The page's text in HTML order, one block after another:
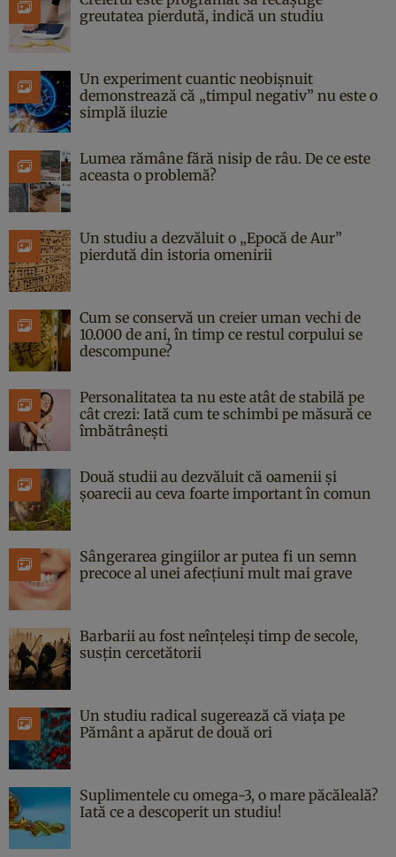
greutatea pierdută, indică un studiu
Un experiment cuantic neobișnuit
demonstrează că „timpul negativ” nu este o
simplă iluzie
Lumea rămâne fără nisip de râu. De ce este
aceasta o problemă?
Un studiu a dezvăluit o „Epocă de Aur”
pierdută din istoria omenirii
Cum se conservă un creier uman vechi de
10.000 de ani, în timp ce restul corpului se
descompune?
Personalitatea ta nu este atât de stabilă pe
cât crezi: Iată cum te schimbi pe măsură ce
îmbătrânești
Două studii au dezvăluit că oamenii și
șoarecii au ceva foarte important în comun
Sângerarea gingiilor ar putea fi un semn
precoce al unei afecțiuni mult mai grave
Barbarii au fost neînțeleși timp de secole,
susțin cercetătorii
Un studiu radical sugerează că viața pe
Pământ a apărut de două ori
Suplimentele cu omega-3, o mare păcăleală?
Iată ce a descoperit un studiu!